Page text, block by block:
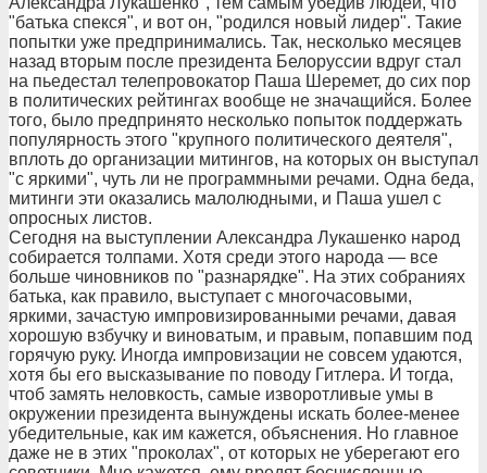
"батька спекся", и вот он, "родился новый лидер". Такие
попытки уже предпринимались. Так, несколько месяцев
назад вторым после президента Белоруссии вдруг стал
на пьедестал телепровокатор Паша Шеремет, до сих пор
в политических рейтингах вообще не значащийся. Более
того, было предпринято несколько попыток поддержать
популярность этого "крупного политического деятеля",
вплоть до организации митингов, на которых он выступал
"с яркими", чуть ли не программными речами. Одна беда,
митинги эти оказались малолюдными, и Паша ушел с
опросных листов.
Сегодня на выступлении Александра Лукашенко народ
собирается толпами. Хотя среди этого народа — все
больше чиновников по "разнарядке". На этих собраниях
батька, как правило, выступает с многочасовыми,
яркими, зачастую импровизированными речами, давая
хорошую взбучку и виноватым, и правым, попавшим под
горячую руку. Иногда импровизации не совсем удаются,
хотя бы его высказывание по поводу Гитлера. И тогда,
чтоб замять неловкость, самые изворотливые умы в
окружении президента вынуждены искать более-менее
убедительные, как им кажется, объяснения. Но главное
даже не в этих "проколах", от которых не уберегают его